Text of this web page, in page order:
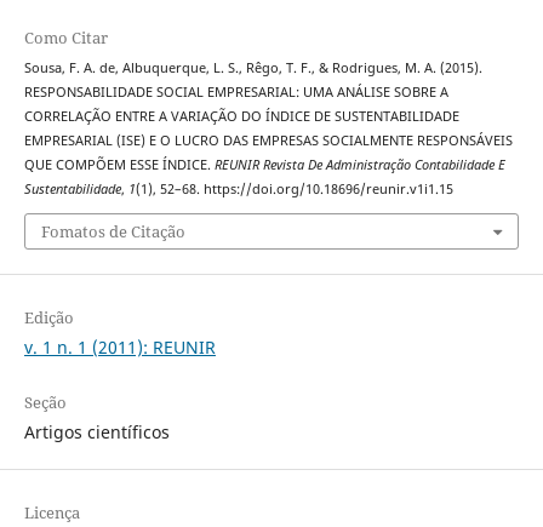
Como Citar
Sousa, F. A. de, Albuquerque, L. S., Rêgo, T. F., & Rodrigues, M. A. (2015).
RESPONSABILIDADE SOCIAL EMPRESARIAL: UMA ANÁLISE SOBRE A
CORRELAÇÃO ENTRE A VARIAÇÃO DO ÍNDICE DE SUSTENTABILIDADE
EMPRESARIAL (ISE) E O LUCRO DAS EMPRESAS SOCIALMENTE RESPONSÁVEIS
QUE COMPÕEM ESSE ÍNDICE. REUNIR Revista De Administração Contabilidade E
Sustentabilidade, 1(1), 52–68. https://doi.org/10.18696/reunir.v1i1.15
Fomatos de Citação
Edição
v. 1 n. 1 (2011): REUNIR
Seção
Artigos científicos
Licença